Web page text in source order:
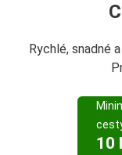
Rychlé, snadné
10